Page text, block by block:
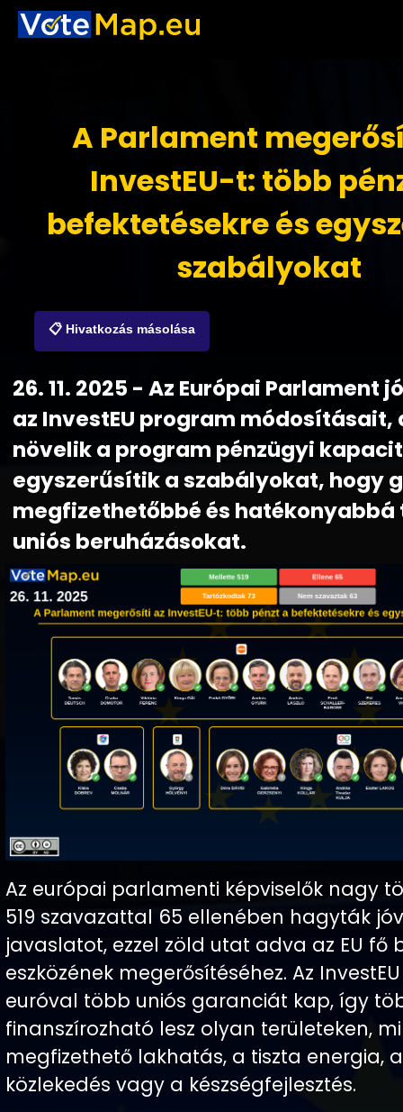
A Parlament
InvestEU-t: több
befektetésekre és
szabályokat
📋 Hivatkozás másolása
26. 11. 2025 - Az Európai Parlament
az InvestEU program módosításait,
növelik a program pénzügyi
egyszerűsítik a szabályokat, hogy
megfizethetőbbé és hatékonyabbá
uniós beruházásokat.
Az európai parlamenti képviselők nagy
519 szavazattal 65 ellenében hagyták
javaslatot, ezzel zöld utat adva az EU fő
eszközének megerősítéséhez. Az
euróval több uniós garanciát kap, így
finanszírozható lesz olyan területeken,
megfizethető lakhatás, a tiszta energia,
közlekedés vagy a készségfejlesztés.